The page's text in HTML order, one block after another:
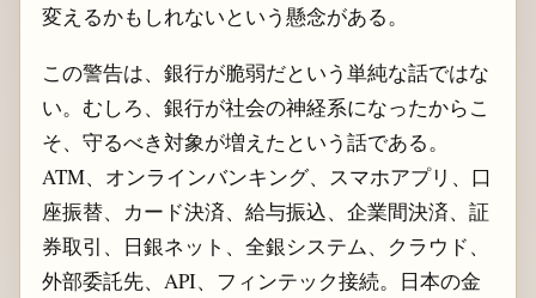
変えるかもしれないという懸念がある。
この警告は、銀行が脆弱だという単純な話ではな
い。むしろ、銀行が社会の神経系になったからこ
そ、守るべき対象が増えたという話である。
ATM、オンラインバンキング、スマホアプリ、口
座振替、カード決済、給与振込、企業間決済、証
券取引、日銀ネット、全銀システム、クラウド、
外部委託先、API、フィンテック接続。日本の金